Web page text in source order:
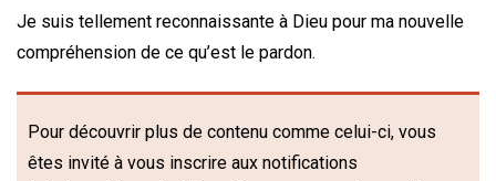
Je suis tellement reconnaissante à Dieu pour ma nouvelle
compréhension de ce qu’est le pardon.
Pour découvrir plus de contenu comme celui-ci, vous
êtes invité à vous inscrire aux notifications